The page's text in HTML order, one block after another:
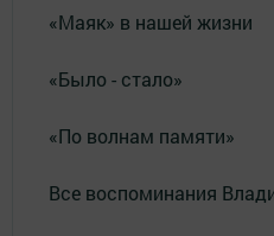
«Маяк» в нашей жизни
«Было - стало»
«По волнам памяти»
Все воспоминания